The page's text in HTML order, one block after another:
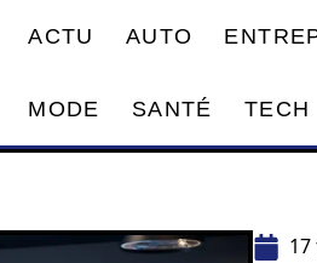
ACTU AUTO
MODE SANTÉ TECH